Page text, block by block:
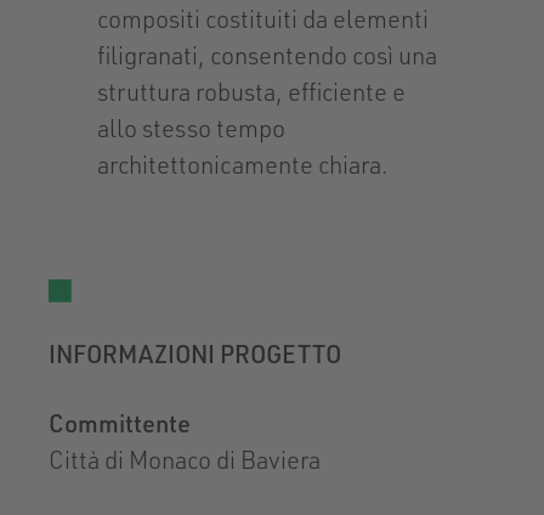
compositi costituiti da elementi
filigranati, consentendo così una
struttura robusta, efficiente e
allo stesso tempo
architettonicamente chiara.
INFORMAZIONI PROGETTO
Committente
Città di Monaco di Baviera